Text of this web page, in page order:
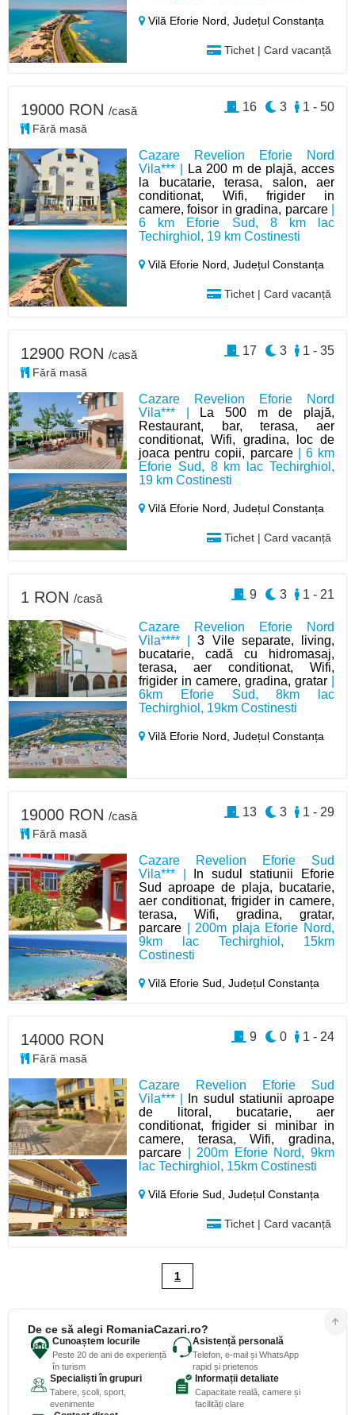
Vilă Eforie Nord,Județul Constanța
Tichet | Card vacanță
Cazare Revelion Eforie Nord
Vila*** |
La 200 m de plajă, acces
la bucatarie, terasa, salon, aer
conditionat, Wifi, frigider in
camere, foisor in gradina, parcare|
6 km Eforie Sud, 8 km lac
Techirghiol, 19 km Costinesti
Vilă Eforie Nord,Județul Constanța
Tichet | Card vacanță
19000 RON /casă
Fără masă
1 - 50
3
16
Cazare Revelion Eforie Nord
Vila*** |
La 500 m de plajă,
Restaurant, bar, terasa, aer
conditionat, Wifi, gradina, loc de
joaca pentru copii, parcare| 6 km
Eforie Sud, 8 km lac Techirghiol,
19 km Costinesti
Vilă Eforie Nord,Județul Constanța
Tichet | Card vacanță
12900 RON /casă
Fără masă
1 - 35
3
17
Cazare Revelion Eforie Nord
Vila**** |3 Vile separate, living,
bucatarie, cadă cu hidromasaj,
terasa, aer conditionat, Wifi,
frigider in camere, gradina, gratar
6km Eforie Sud, 8km lac
Techirghiol, 19km Costinesti
Vilă Eforie Nord,Județul Constanța
1 RON /casă 1 - 21
3
9
Cazare Revelion Eforie Sud
Vila*** |
In sudul statiunii Eforie
Sud aproape de plaja, bucatarie,
aer conditionat, frigider in camere,
terasa, Wifi, gradina, gratar,
parcare | 200m plaja Eforie Nord,
9km lac Techirghiol, 15km
Costinesti
Vilă Eforie Sud,Județul Constanța
19000 RON /casă
Fără masă
1 - 29
3
13
Cazare Revelion Eforie Sud
Vila*** |
In sudul statiunii aproape
de litoral, bucatarie, aer
conditionat, frigider si minibar in
camere, terasa, Wifi, gradina,
parcare | 200m Eforie Nord, 9km
lac Techirghiol, 15km Costinesti
Vilă Eforie Sud,Județul Constanța
Tichet | Card vacanță
14000 RON
Fără masă
1 - 24
0
9
1
De ce să alegi RomaniaCazari.ro?
Cunoaștem locurile
Peste 20 de ani de experiență
în turism
Asistență personală
Telefon, e-mail și WhatsApp
rapid și prietenos
Specialiști în grupuri
Tabere, școli, sport,
evenimente
Informații detaliate
Capacitate reală, camere și
facilități clare